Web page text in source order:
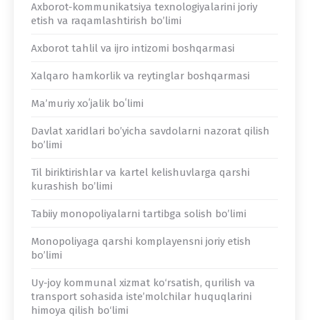
Axborot-kommunikatsiya texnologiyalarini joriy
etish va raqamlashtirish bo’limi
Axborot tahlil va ijro intizomi boshqarmasi
Xalqaro hamkorlik va reytinglar boshqarmasi
Maʼmuriy xoʻjalik boʻlimi
Davlat xaridlari bo’yicha savdolarni nazorat qilish
bo’limi
Til biriktirishlar va kartel kelishuvlarga qarshi
kurashish bo’limi
Tabiiy monopoliyalarni tartibga solish bo’limi
Monopoliyaga qarshi komplayensni joriy etish
bo’limi
Uy-joy kommunal xizmat ko‘rsatish, qurilish va
transport sohasida iste’molchilar huquqlarini
himoya qilish bo‘limi